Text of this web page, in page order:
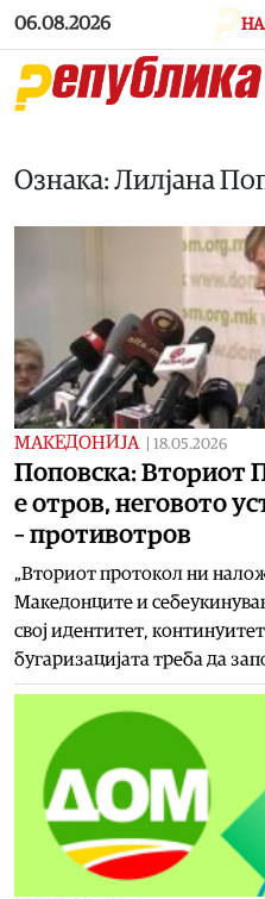
Skip to main content
06.08.2026
Ознака: Лилјана
МАКЕДОНИЈА 18.05.2026
Поповска: Вториот
е отров, неговото
– противотров
„Вториот протокол ни
Македонците и
свој идентитет,
бугаризацијата треба да